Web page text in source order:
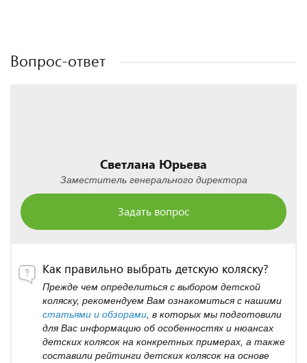
Вопрос-ответ
Светлана Юрьева
Заместитель генерального директора
Задать вопрос
Как правильно выбрать детскую коляску?
Прежде чем определиться с выбором детской
коляску, рекомендуем Вам ознакомиться с нашими
статьями и обзорами , в которых мы подготовили
для Вас информацию об особенностях и нюансах
детских колясок на конкретных примерах, а также
составили рейтинги детских колясок на основе